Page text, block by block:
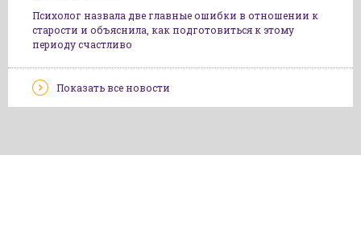
Психолог назвала две главные ошибки в отношении к
старости и объяснила, как подготовиться к этому
периоду счастливо
Показать все новости